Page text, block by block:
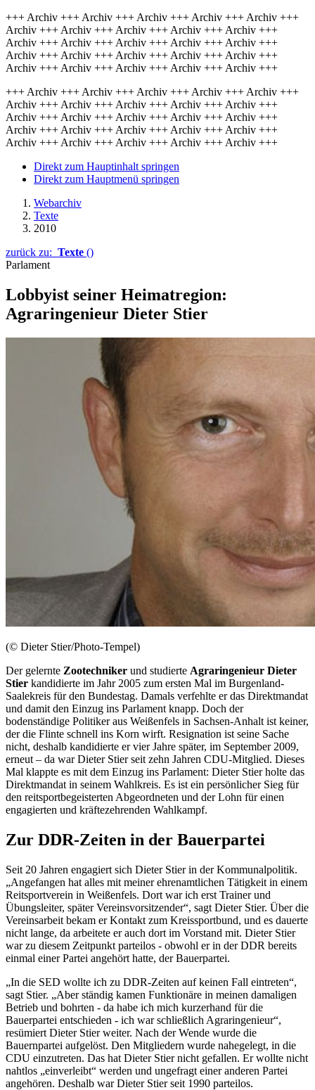
+++ Archiv +++ Archiv +++ Archiv +++ Archiv +++ Archiv +++
Archiv +++ Archiv +++ Archiv +++ Archiv +++ Archiv +++
Archiv +++ Archiv +++ Archiv +++ Archiv +++ Archiv +++
Archiv +++ Archiv +++ Archiv +++ Archiv +++ Archiv +++
Archiv +++ Archiv +++ Archiv +++ Archiv +++ Archiv +++
+++ Archiv +++ Archiv +++ Archiv +++ Archiv +++ Archiv +++
Archiv +++ Archiv +++ Archiv +++ Archiv +++ Archiv +++
Archiv +++ Archiv +++ Archiv +++ Archiv +++ Archiv +++
Archiv +++ Archiv +++ Archiv +++ Archiv +++ Archiv +++
Archiv +++ Archiv +++ Archiv +++ Archiv +++ Archiv +++
Direkt zum Hauptinhalt springen
Direkt zum Hauptmenü springen
Webarchiv
Texte
2010
zurück zu: Texte ()
Parlament
Lobbyist seiner Heimatregion:
Agraringenieur Dieter Stier
(© Dieter Stier/Photo-Tempel)
Der gelernte Zootechniker und studierte Agraringenieur Dieter
Stier kandidierte im Jahr 2005 zum ersten Mal im Burgenland-
Saalekreis für den Bundestag. Damals verfehlte er das Direktmandat
und damit den Einzug ins Parlament knapp. Doch der
bodenständige Politiker aus Weißenfels in Sachsen-Anhalt ist keiner,
der die Flinte schnell ins Korn wirft. Resignation ist seine Sache
nicht, deshalb kandidierte er vier Jahre später, im September 2009,
erneut – da war Dieter Stier seit zehn Jahren CDU-Mitglied. Dieses
Mal klappte es mit dem Einzug ins Parlament: Dieter Stier holte das
Direktmandat in seinem Wahlkreis. Es ist ein persönlicher Sieg für
den reitsportbegeisterten Abgeordneten und der Lohn für einen
engagierten und kräftezehrenden Wahlkampf.
Zur DDR-Zeiten in der Bauerpartei
Seit 20 Jahren engagiert sich Dieter Stier in der Kommunalpolitik.
„Angefangen hat alles mit meiner ehrenamtlichen Tätigkeit in einem
Reitsportverein in Weißenfels. Dort war ich erst Trainer und
Übungsleiter, später Vereinsvorsitzender“, sagt Dieter Stier. Über die
Vereinsarbeit bekam er Kontakt zum Kreissportbund, und es dauerte
nicht lange, da arbeitete er auch dort im Vorstand mit. Dieter Stier
war zu diesem Zeitpunkt parteilos - obwohl er in der DDR bereits
einmal einer Partei angehört hatte, der Bauerpartei.
„In die SED wollte ich zu DDR-Zeiten auf keinen Fall eintreten“,
sagt Stier. „Aber ständig kamen Funktionäre in meinen damaligen
Betrieb und bohrten - da habe ich mich kurzerhand für die
Bauerpartei entschieden - ich war schließlich Agraringenieur“,
resümiert Dieter Stier weiter. Nach der Wende wurde die
Bauernpartei aufgelöst. Den Mitgliedern wurde nahegelegt, in die
CDU einzutreten. Das hat Dieter Stier nicht gefallen. Er wollte nicht
nahtlos „einverleibt“ werden und ungefragt einer anderen Partei
angehören. Deshalb war Dieter Stier seit 1990 parteilos.